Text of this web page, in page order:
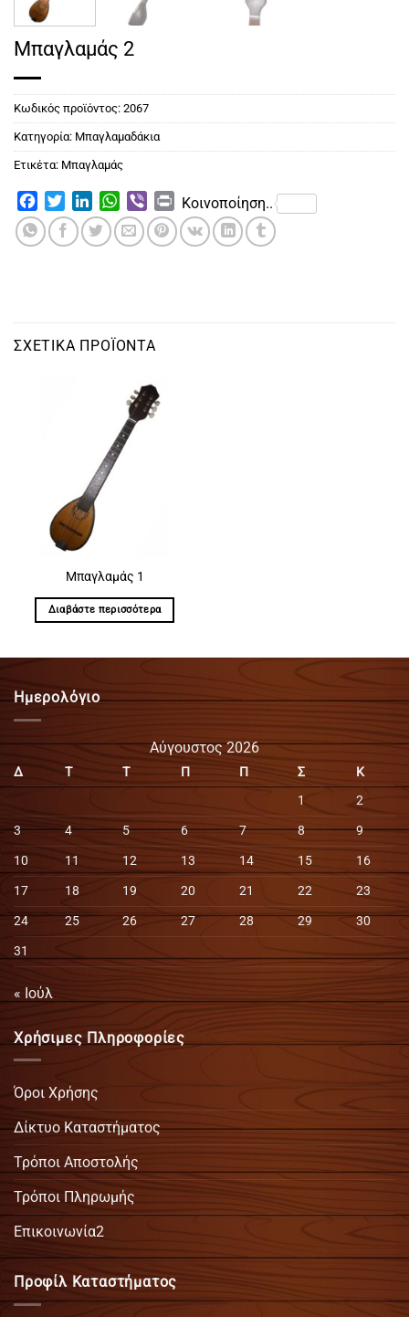
Μπαγλαμάς 2
Κωδικός προϊόντος: 2067
Κατηγορία: Μπαγλαμαδάκια
Ετικέτα: Μπαγλαμάς
FacebookTwitterLinkedInWhatsApp
Viber Print
Κοινοποίηση..
ΣΧΕΤΙΚΆ ΠΡΟΪΌΝΤΑ
Μπαγλαμάς 1
Διαβάστε περισσότερα
Ημερολόγιο
Αύγουστος 2026
Δ Τ Τ Π Π Σ
Κ
1
2
3
4 5 6 7 8
9
10
11 12 13 14 15
16
17
18 19 20 21 22
23
24
25 26 27 28 29
30
31
« Ιούλ
Χρήσιμες Πληροφορίες
Όροι Χρήσης
Δίκτυο Καταστήματος
Τρόποι Αποστολής
Τρόποι Πληρωμής
Επικοινωνία2
Προφίλ Καταστήματος